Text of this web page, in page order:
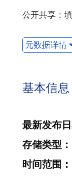
公开共享：
元数据详情
基本信息
最新发布
存储类型 ：
时间范围 ：